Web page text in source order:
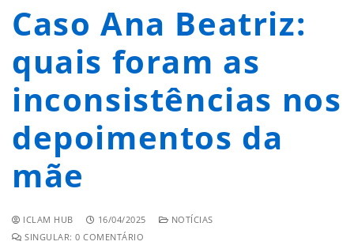
Caso Ana Beatriz:
quais foram as
inconsistências nos
depoimentos da
mãe
ICLAM HUB 16/04/2025
NOTÍCIAS
SINGULAR: 0 COMENTÁRIO